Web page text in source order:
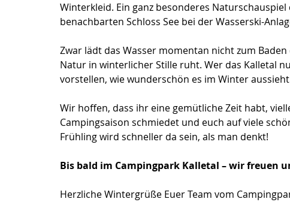
Winterkleid. Ein ganz besonderes
benachbarten Schloss See bei der Wasserski-
Zwar lädt das Wasser momentan nicht zum
Natur in winterlicher Stille ruht. Wer das Kalletal
vorstellen, wie wunderschön es im Winter
Wir hoffen, dass ihr eine gemütliche Zeit habt,
Campingsaison schmiedet und euch auf viele
Frühling wird schneller da sein, als man denkt!
Bis bald im Campingpark Kalletal – wir freuen
Herzliche Wintergrüße Euer Team vom